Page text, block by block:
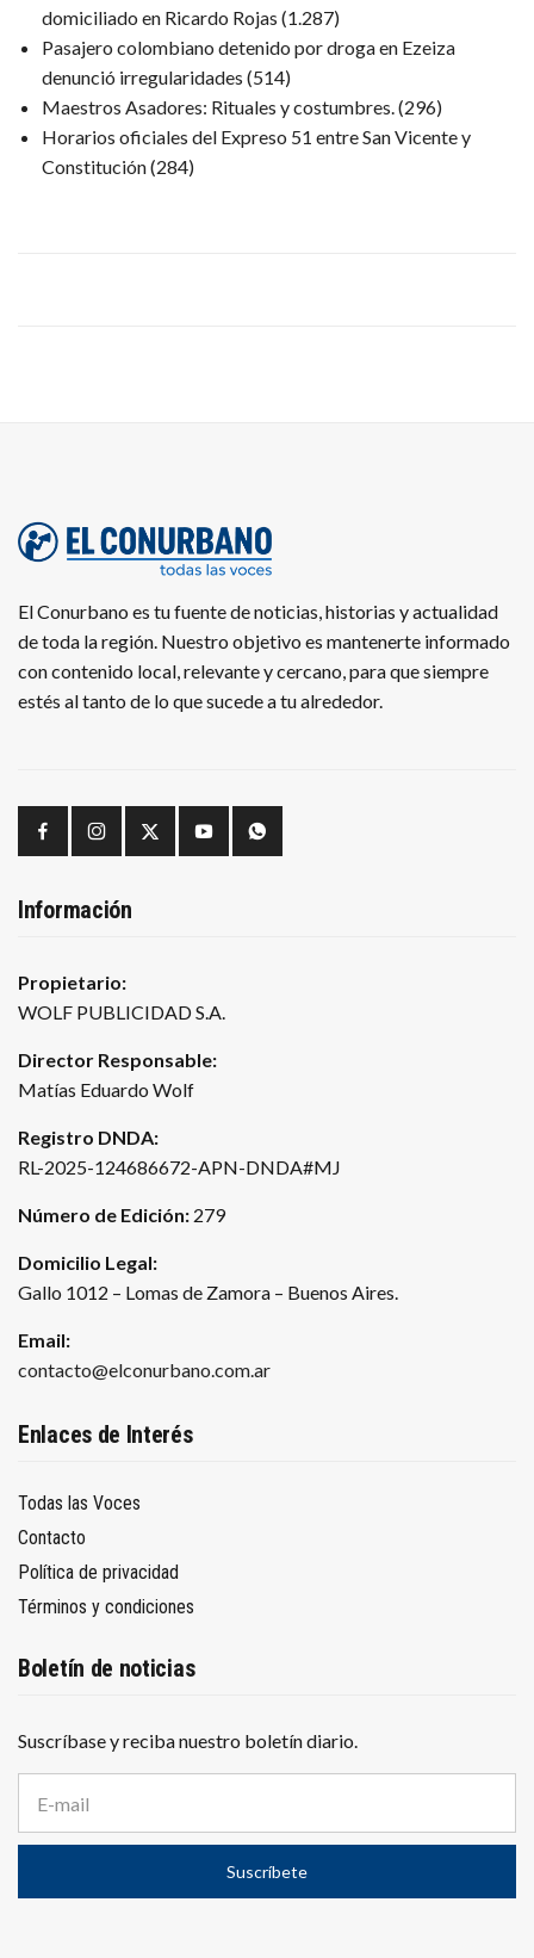
domiciliado en Ricardo Rojas (1.287)
Pasajero colombiano detenido por droga en Ezeiza
denunció irregularidades (514)
Maestros Asadores: Rituales y costumbres.(296)
Horarios oficiales del Expreso 51 entre San Vicente y
Constitución(284)
El Conurbano es tu fuente de noticias, historias y actualidad
de toda la región. Nuestro objetivo es mantenerte informado
con contenido local, relevante y cercano, para que siempre
estés al tanto de lo que sucede a tu alrededor.
Información
Propietario:
WOLF PUBLICIDAD S.A.
Director Responsable:
Matías Eduardo Wolf
Registro DNDA:
RL-2025-124686672-APN-DNDA#MJ
Número de Edición: 279
Domicilio Legal:
Gallo 1012 – Lomas de Zamora – Buenos Aires.
Email:
contacto@elconurbano.com.ar
Enlaces de Interés
Todas las Voces
Contacto
Política de privacidad
Términos y condiciones
Boletín de noticias
Suscríbase y reciba nuestro boletín diario.
r
e
c
Suscríbete